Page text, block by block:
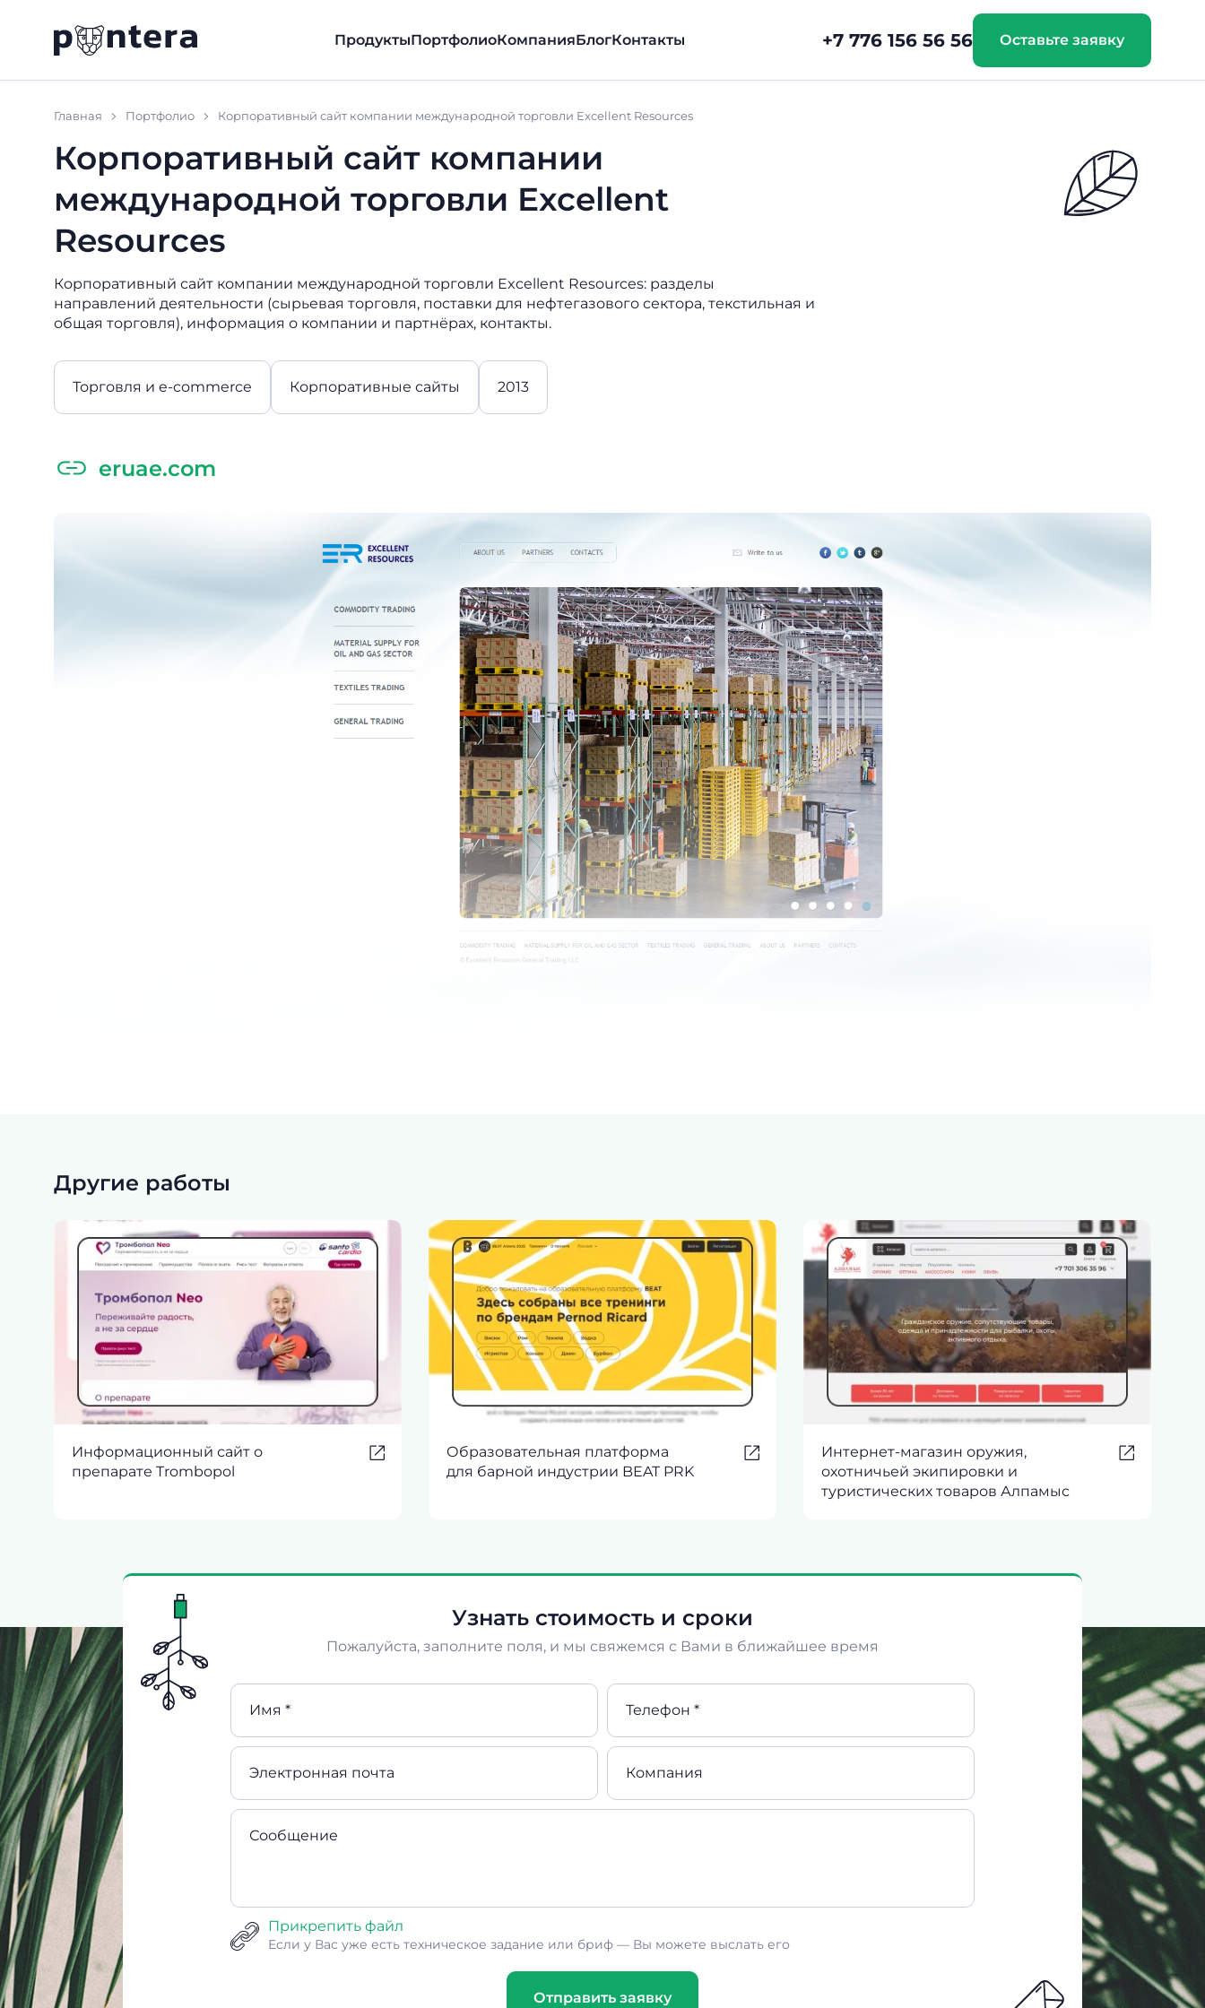
ПродуктыПортфолиоКомпанияБлогКонтакты +7 776 156 56 56 Оставьте заявку
Главная Портфолио Корпоративный сайт компании международной торговли Excellent Resources
Корпоративный сайт компании
международной торговли Excellent
Resources
Корпоративный сайт компании международной торговли Excellent Resources: разделы
направлений деятельности (сырьевая торговля, поставки для нефтегазового сектора, текстильная и
общая торговля), информация о компании и партнёрах, контакты.
Торговля и e-commerce Корпоративные сайты 2013
eruae.com
Другие работы
Информационный сайт о
препарате Trombopol
Образовательная платформа
для барной индустрии BEAT PRK
Интернет-магазин оружия,
охотничьей экипировки и
туристических товаров Алпамыс
Узнать стоимость и сроки
Пожалуйста, заполните поля, и мы свяжемся с Вами в ближайшее время
Имя * Телефон *
Электронная почта Компания
Сообщение
Прикрепить файл
Если у Вас уже есть техническое задание или бриф — Вы можете выслать его
Отправить заявку